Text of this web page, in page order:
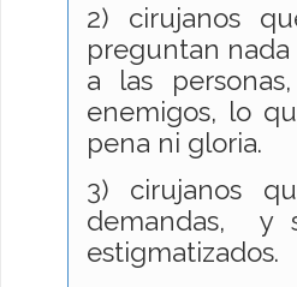
2) cirujanos
preguntan nada
a las
enemigos, lo
pena ni gloria.
3) cirujanos
demandas, y
estigmatizados.